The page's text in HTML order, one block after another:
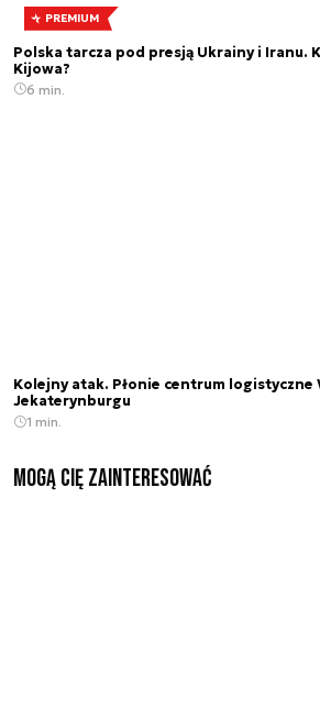
PREMIUM
Polska tarcza pod presją Ukrainy i Iranu.
Kijowa?
6 min.
Kolejny atak. Płonie centrum logistyczne
Jekaterynburgu
1 min.
Mogą Cię zainteresować